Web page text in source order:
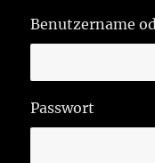
Benutzername
Passwort